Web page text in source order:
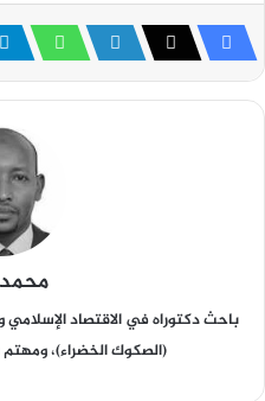
محمد
باحث دكتوراه في الاقتصاد
(الصكوك الخضراء)، ومهتم